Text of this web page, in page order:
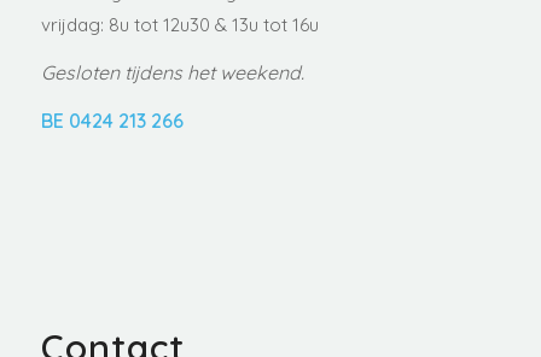
vrijdag: 8u tot 12u30 & 13u tot 16u
Gesloten tijdens het weekend.
BE 0424 213 266
Contact